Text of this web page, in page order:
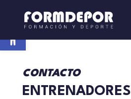
Abrir barra de herramientas
CONTACTO
ENTRENADORES